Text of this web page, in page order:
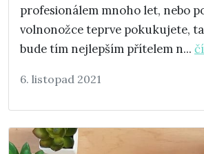
profesionálem mnoho let, nebo
volnonožce teprve pokukujete,
bude tím nejlepším přítelem n...
6. listopad 2021